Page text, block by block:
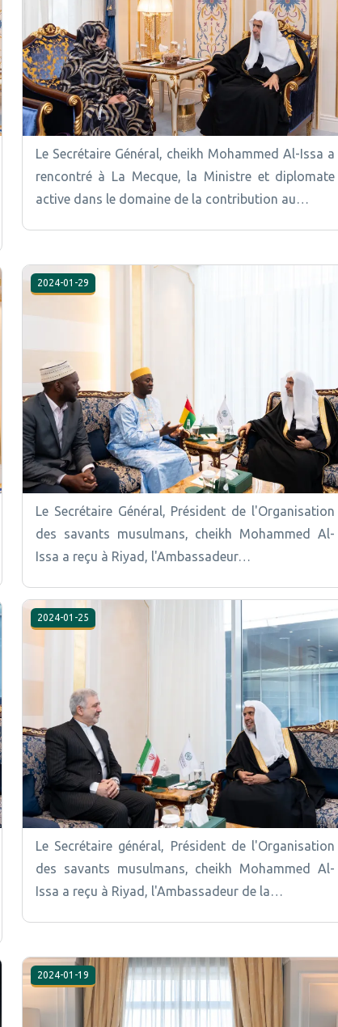
Le Secrétaire Général, cheikh Mohammed Al-Issa a
rencontré à La Mecque, la Ministre et diplomate
active dans le domaine de la contribution au…
2024-01-29
Le Secrétaire Général, Président de l'Organisation
des savants musulmans, cheikh Mohammed Al-
Issa a reçu à Riyad, l'Ambassadeur…
2024-01-25
Le Secrétaire général, Président de l'Organisation
des savants musulmans, cheikh Mohammed Al-
Issa a reçu à Riyad, l'Ambassadeur de la…
2024-01-19